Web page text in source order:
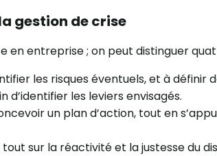
gestion de crise
en entreprise ; on peut distinguer
les risques éventuels, et à définir
d’identifier les leviers envisagés.
un plan d’action, tout en
sur la réactivité et la justesse du